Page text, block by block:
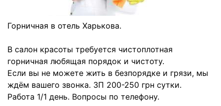
Горничная в отель Харькова.
В салон красоты требуется чистоплотная
горничная любящая порядок и чистоту.
Если вы не можете жить в безпорядке и грязи, мы
ждём вашего звонка. ЗП 200-250 грн сутки.
Работа 1/1 день. Вопросы по телефону.